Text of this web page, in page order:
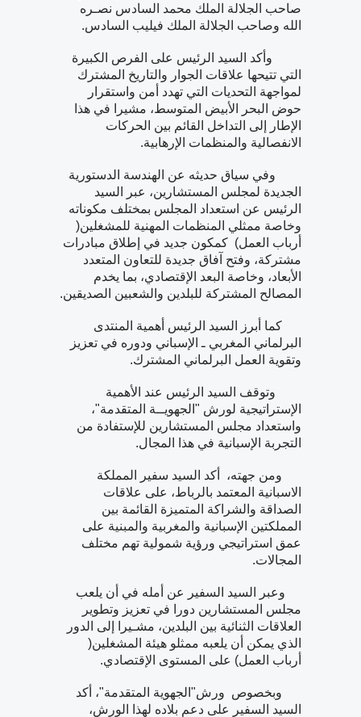
صاحب الجلالة الملك محمد السادس نصـره
الله وصاحب الجلالة الملك فيليب السادس.
وأكد السيد الرئيس على الفرص الكبيرة
التي تتيحها علاقات الجوار والتاريخ المشترك
لمواجهة التحديات التي تهدد أمن واستقرار
حوض البحر الأبيض المتوسط، مشيرا في هذا
الإطار إلى التداخل القائم بين الحركات
الانفصالية والمنظمات الإرهابية.
وفي سياق حديثه عن الهندسة الدستورية
الجديدة لمجلس المستشارين، عبر السيد
الرئيس عن استعداد المجلس بمختلف مكوناته
وخاصة ممثلي المنظمات المهنية للمشغلين(
أرباب العمل) كمكون جديد في إطلاق مبادرات
مشتركة، وفتح آفاق جديدة للتعاون المتعدد
الأبعاد، وخاصة البعد الإقتصادي، بما يخدم
المصالح المشتركة للبلدين والشعبين الصديقين.
كما أبرز السيد الرئيس أهمية المنتدى
البرلماني المغربي ـ الإسباني ودوره في تعزيز
وتقوية العمل البرلماني المشترك.
وتوقف السيد الرئيس عند الأهمية
الإستراتيجية لورش "الجهويــة المتقدمة"،
واستعداد مجلس المستشارين للإستفادة من
التجربة الإسبانية في هذا المجال.
ومن جهته، أكد السيد سفير المملكة
الاسبانية المعتمد بالرباط، على علاقات
الصداقة والشراكة المتميزة القائمة بين
المملكتين الإسبانية والمغربية والمبنية على
عمق استراتيجي ورؤية شمولية تهم مختلف
المجالات.
وعبر السيد السفير عن أمله في أن يلعب
مجلس المستشارين دورا في تعزيز وتطوير
العلاقات الثنائية بين البلدين، مشـيرا إلى الدور
الذي يمكن أن يلعبه ممثلو هيئة المشغلين(
أرباب العمل) على المستوى الإقتصادي.
وبخصوص ورش"الجهوية المتقدمة"، أكد
السيد السفير على دعم بلاده لهذا الورش،